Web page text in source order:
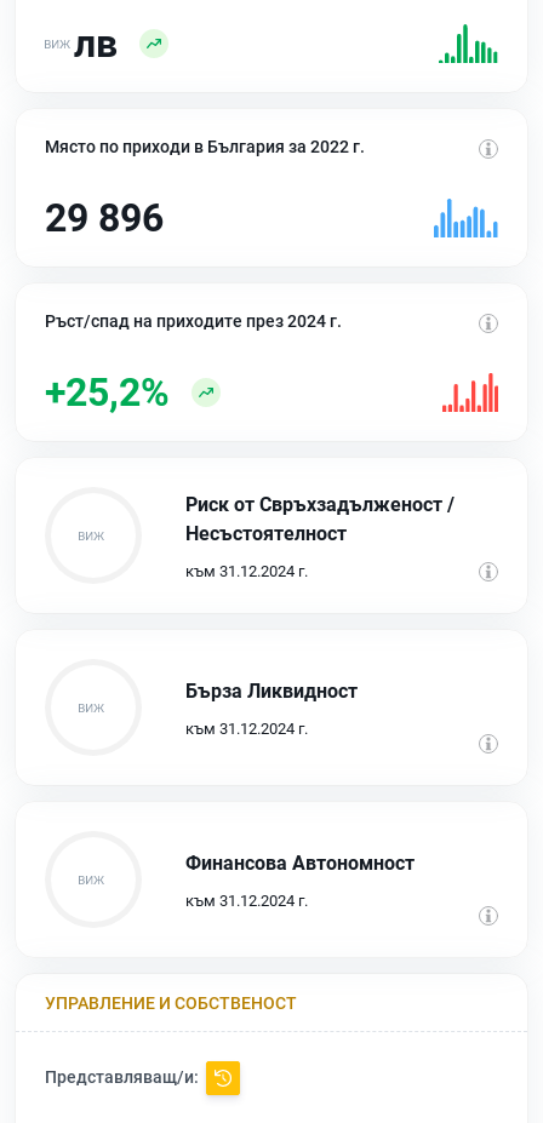
лв
Място по приходи в България за 2022 г.
29 896
Ръст/спад на приходите през 2024 г.
+25,2%
Риск от Свръхзадълженост /
Несъстоятелност
към 31.12.2024 г.
Бърза Ликвидност
към 31.12.2024 г.
Финансова Автономност
към 31.12.2024 г.
УПРАВЛЕНИЕ И СОБСТВЕНОСТ
Представляващ/и: